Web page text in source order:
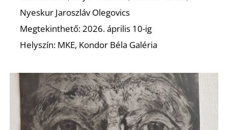
Nyeskur Jaroszláv Olegovics
Megtekinthető: 2026. április 10-ig
Helyszín: MKE, Kondor Béla Galéria